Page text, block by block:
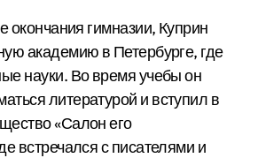
окончания гимназии, Куприн
академию в Петербурге, где
науки. Во время учебы он
литературой и вступил в
«Салон его
встречался с писателями и